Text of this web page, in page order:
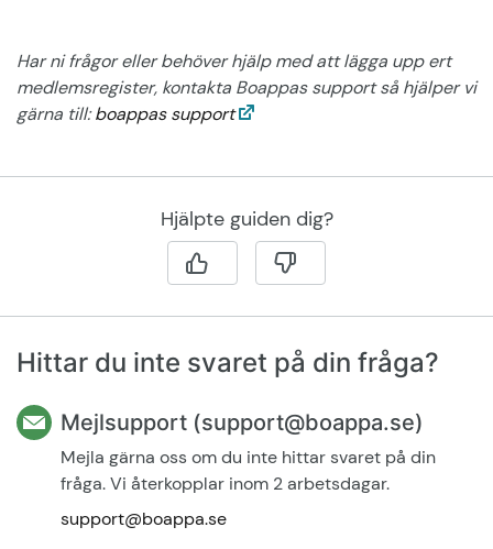
Har ni frågor eller behöver hjälp med att lägga upp ert
medlemsregister, kontakta Boappas support så hjälper vi
gärna till:boappas support
Hjälpte guiden dig?
Hittar du inte svaret på din fråga?
Mejlsupport (support@boappa.se)
Mejla gärna oss om du inte hittar svaret på din
fråga. Vi återkopplar inom 2 arbetsdagar.
support@boappa.se